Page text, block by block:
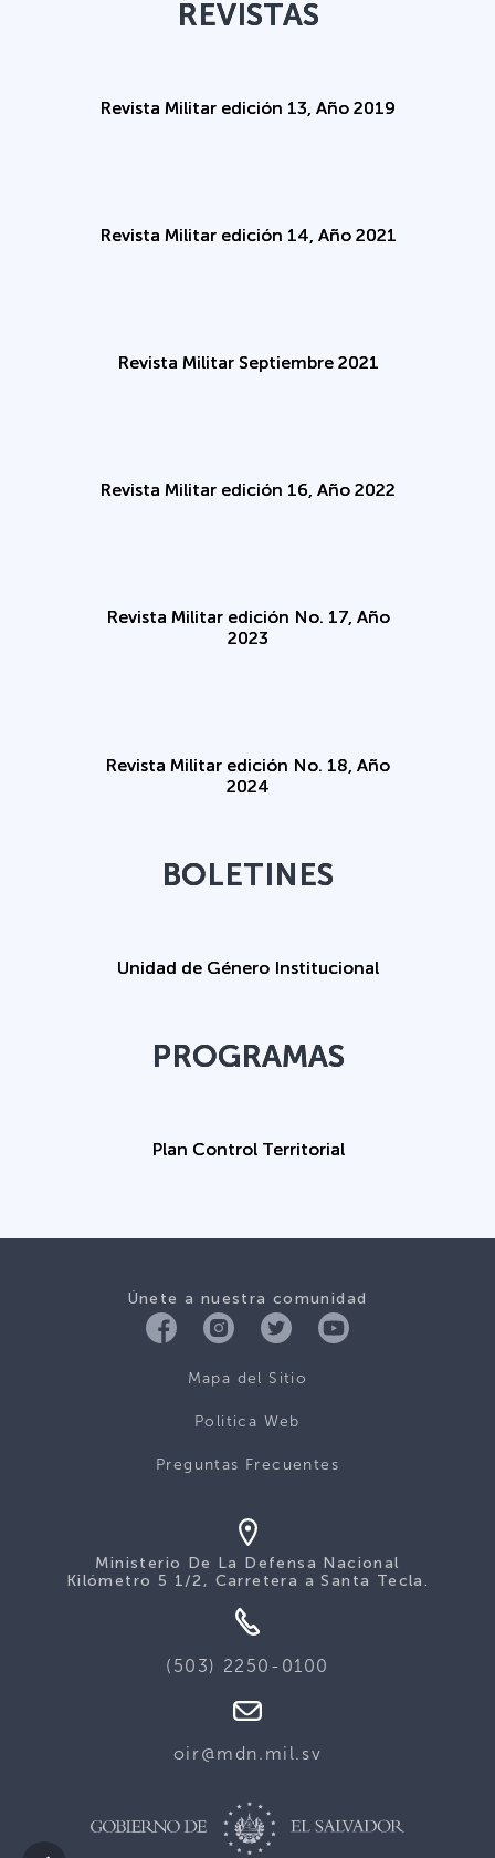
REVISTAS
Revista Militar edición 13, Año 2019
Revista Militar edición 14, Año 2021
Revista Militar Septiembre 2021
Revista Militar edición 16, Año 2022
Revista Militar edición No. 17, Año
2023
Revista Militar edición No. 18, Año
2024
BOLETINES
Unidad de Género Institucional
PROGRAMAS
Plan Control Territorial
Únete a nuestra comunidad
Mapa del Sitio
Politica Web
Preguntas Frecuentes
Ministerio De La Defensa Nacional
Kilómetro 5 1/2, Carretera a Santa Tecla.
(503) 2250-0100
oir@mdn.mil.sv